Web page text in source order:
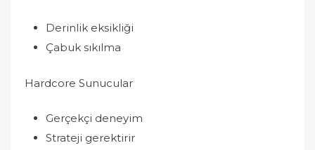
Derinlik eksikliği
Çabuk sıkılma
Hardcore Sunucular
Gerçekçi deneyim
Strateji gerektirir